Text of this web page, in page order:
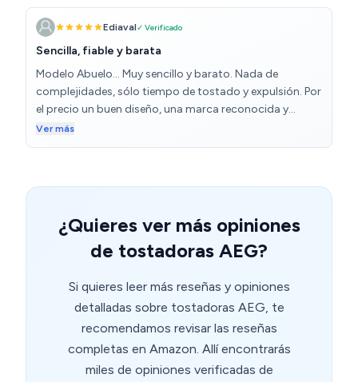
buena calidad. Ideal para el uso diario. ¡La recomiendo
sin duda!
muy bonitos. Tengo la misma tostadora pero de una
ranura estrecha en otra casa y el blanco no se amarillea.
La bandeja inferior para vaciar las migas es muy útil y
práctica. Toda la parte de plástico se limpia muy fácil.
Me apareció en muchas comparativas como una de las
mejores tostadoras calidad/precio y estoy totalmente
de acuerdo. Una compra muy acertada.
Ediaval✓ Verificado
Sencilla, fiable y barata
Modelo Abuelo... Muy sencillo y barato. Nada de
complejidades, sólo tiempo de tostado y expulsión. Por
el precio un buen diseño, una marca reconocida y
fiabilidad. Si buscas una tostadora fiable y elegante
barata esta es la tuya.
Ver más
¿Quieres ver más opiniones
de tostadoras AEG?
Si quieres leer más reseñas y opiniones
detalladas sobre tostadoras AEG, te
recomendamos revisar las reseñas
completas en Amazon. Allí encontrarás
miles de opiniones verificadas de